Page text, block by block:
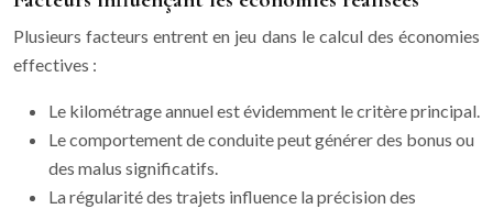
Plusieurs facteurs entrent en jeu dans le calcul des économies
effectives :
Le kilométrage annuel est évidemment le critère principal.
Le comportement de conduite peut générer des bonus ou
des malus significatifs.
La régularité des trajets influence la précision des